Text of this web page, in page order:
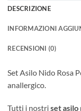
DESCRIZIONE
INFORMAZIONI
RECENSIONI (0)
Set Asilo Nido Rosa
anallergico.
Tutti i nostri set asilo